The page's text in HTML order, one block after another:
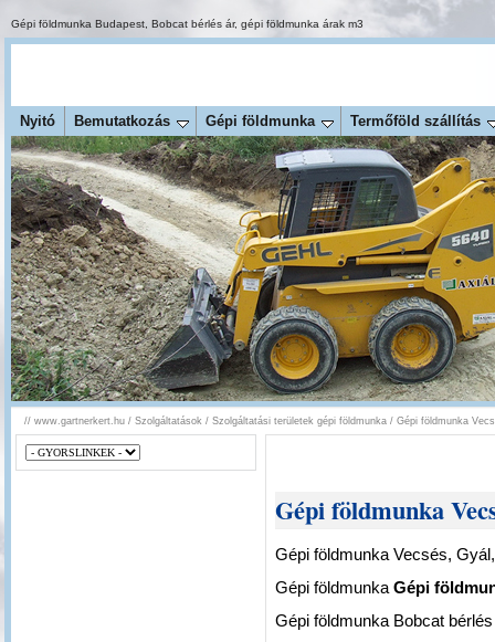
Gépi földmunka Budapest Bobcat bérlés ár, gépi földmunka árak m3
Nyitó Bemutatkozás Gépi földmunka Termőföld szállítás
// www.gartnerkert.hu / Szolgáltatások / Szolgáltatási területek gépi földmunka / Gépi földmunka
Gépi földmunka
Gépi földmunka Vecsés,
Gépi földmunka Gépi
Gépi földmunka Bobcat